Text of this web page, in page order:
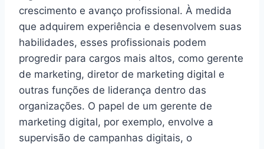
crescimento e avanço profissional. À medida
que adquirem experiência e desenvolvem suas
habilidades, esses profissionais podem
progredir para cargos mais altos, como gerente
de marketing, diretor de marketing digital e
outras funções de liderança dentro das
organizações. O papel de um gerente de
marketing digital, por exemplo, envolve a
supervisão de campanhas digitais, o